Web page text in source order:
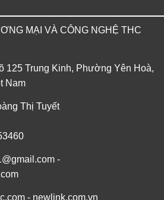
MẠI VÀ CÔNG NGHỆ THC
125 Trung Kinh, Phường Yên Hoà,
Nam
Thị Tuyết
-
- newlink.com.vn